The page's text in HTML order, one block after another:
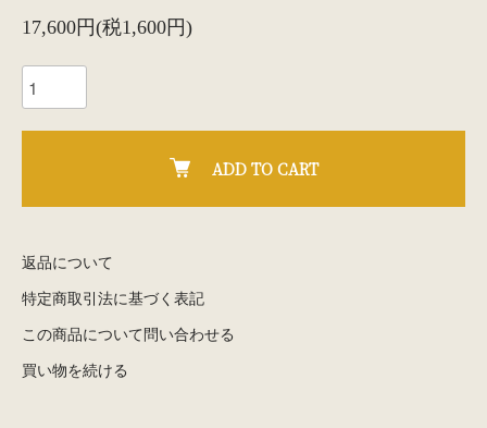
17,600円(税1,600円)
ADD TO CART
返品について
特定商取引法に基づく表記
この商品について問い合わせる
買い物を続ける